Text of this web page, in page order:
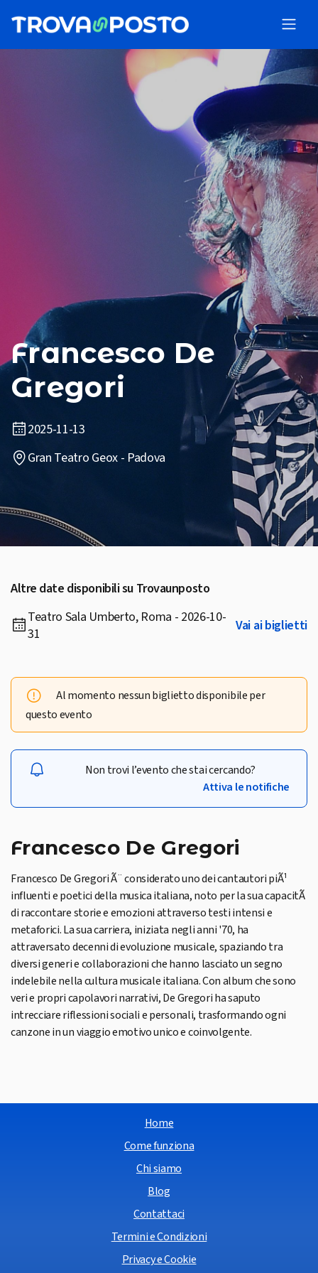
Francesco De
Gregori
2025-11-13
Gran Teatro Geox - Padova
Altre date disponibili su Trovaunposto
Teatro Sala Umberto, Roma - 2026-10-
31
Vai ai biglietti
Al momento nessun biglietto disponibile per
questo evento
Non trovi l’evento che stai cercando?
Attiva le notifiche
Francesco De Gregori
Francesco De Gregori Ã¨ considerato uno dei cantautori piÃ¹
influenti e poetici della musica italiana, noto per la sua capacitÃ
di raccontare storie e emozioni attraverso testi intensi e
metaforici. La sua carriera, iniziata negli anni '70, ha
attraversato decenni di evoluzione musicale, spaziando tra
diversi generi e collaborazioni che hanno lasciato un segno
indelebile nella cultura musicale italiana. Con album che sono
veri e propri capolavori narrativi, De Gregori ha saputo
intrecciare riflessioni sociali e personali, trasformando ogni
canzone in un viaggio emotivo unico e coinvolgente.
Home
Come funziona
Chi siamo
Blog
Contattaci
Termini e Condizioni
Privacy e Cookie